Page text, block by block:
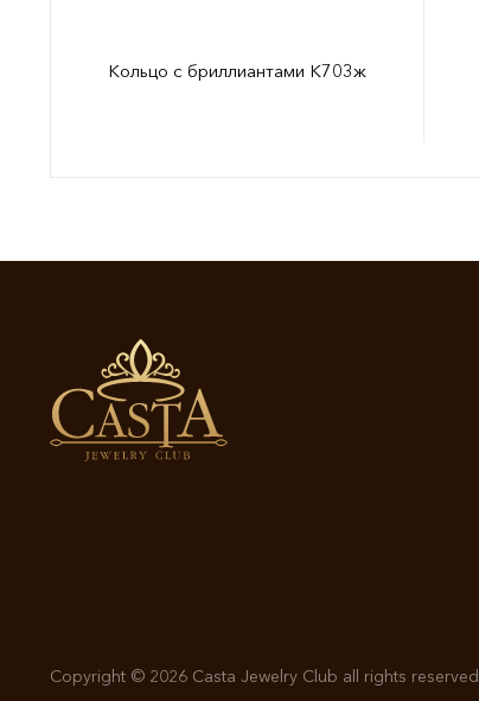
Кольцо с бриллиантами К703ж
Copyright © 2026 Casta Jewelry Club all rights reserved